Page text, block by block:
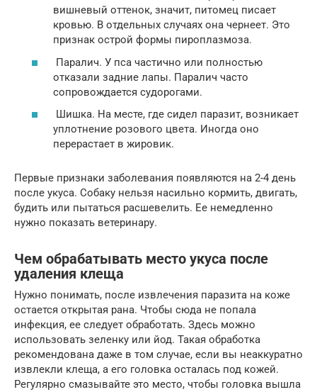
вишневый оттенок, значит, питомец писает
кровью. В отдельных случаях она чернеет. Это
признак острой формы пироплазмоза.
Паралич. У пса частично или полностью
отказали задние лапы. Паралич часто
сопровождается судорогами.
Шишка. На месте, где сидел паразит, возникает
уплотнение розового цвета. Иногда оно
перерастает в жировик.
Первые признаки заболевания появляются на 2-4 день
после укуса. Собаку нельзя насильно кормить, двигать,
будить или пытаться расшевелить. Ее немедленно
нужно показать ветеринару.
Чем обрабатывать место укуса после
удаления клеща
Нужно понимать, после извлечения паразита на коже
остается открытая рана. Чтобы сюда не попала
инфекция, ее следует обработать. Здесь можно
использовать зеленку или йод. Такая обработка
рекомендована даже в том случае, если вы неаккуратно
извлекли клеща, а его головка осталась под кожей.
Регулярно смазывайте это место, чтобы головка вышла